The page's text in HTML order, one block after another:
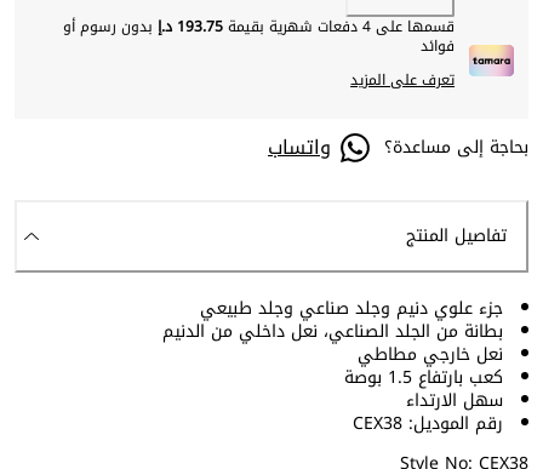
قسمها على 4 دفعات شهرية بقيمة
193.75 د.إ بدون رسوم أو
فوائد
تعرف على المزيد
بحاجة إلى مساعدة؟ واتساب
تفاصيل المنتج
جزء علوي دنيم وجلد صناعي وجلد طبيعي
بطانة من الجلد الصناعي، نعل داخلي من الدنيم
نعل خارجي مطاطي
كعب بارتفاع 1.5 بوصة
سهل الارتداء
رقم الموديل: CEX38